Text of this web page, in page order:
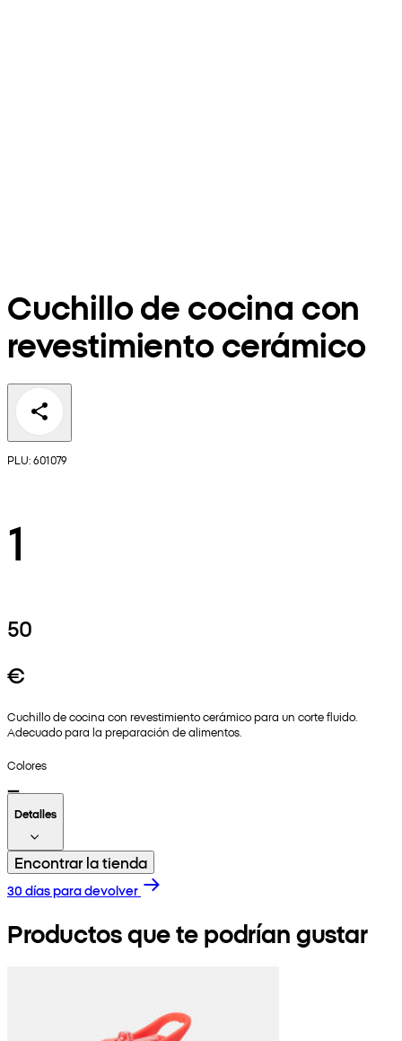
Cuchillo de cocina con
revestimiento cerámico
PLU: 601079
1
50
€
Cuchillo de cocina con revestimiento cerámico para un corte fluido.
Adecuado para la preparación de alimentos.
Colores
Detalles
Encontrar la tienda
30 días para devolver
Productos que te podrían gustar